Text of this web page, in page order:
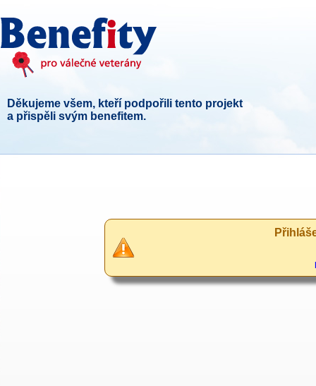
Děkujeme všem, kteří podpořili tento projekt
a přispěli svým benefitem.